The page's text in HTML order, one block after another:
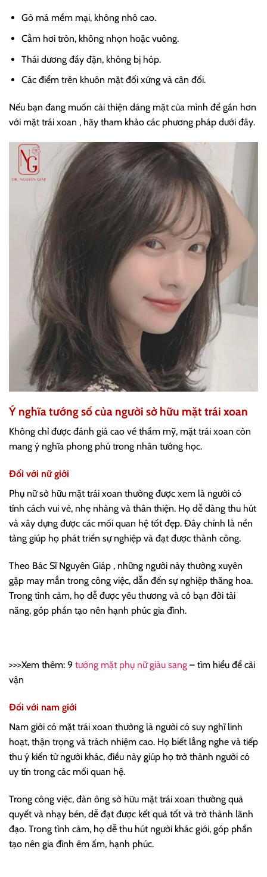
Gò má mềm mại, không nhô cao.
Cằm hơi tròn, không nhọn hoặc vuông.
Thái dương đầy đặn, không bị hóp.
Các điểm trên khuôn mặt đối xứng và cân đối.
Nếu bạn đang muốn cải thiện dáng mặt của mình để gần hơn
với mặt trái xoan , hãy tham khảo các phương pháp dưới đây.
Ý nghĩa tướng số của người sở hữu mặt trái xoan
Không chỉ được đánh giá cao về thẩm mỹ, mặt trái xoan còn
mang ý nghĩa phong phú trong nhân tướng học.
Đối với nữ giới
Phụ nữ sở hữu mặt trái xoan thường được xem là người có
tính cách vui vẻ, nhẹ nhàng và thân thiện. Họ dễ dàng thu hút
và xây dựng được các mối quan hệ tốt đẹp. Đây chính là nền
tảng giúp họ phát triển sự nghiệp và đạt được thành công.
Theo Bác Sĩ Nguyên Giáp , những người này thường xuyên
gặp may mắn trong công việc, dẫn đến sự nghiệp thăng hoa.
Trong tình cảm, họ dễ được yêu thương và có bạn đời tài
năng, góp phần tạo nên hạnh phúc gia đình.
>>>Xem thêm: 9 tướng mặt phụ nữ giàu sang – tìm hiểu để cải
vận
Đối với nam giới
Nam giới có mặt trái xoan thường là người có suy nghĩ linh
hoạt, thận trọng và trách nhiệm cao. Họ biết lắng nghe và tiếp
thu ý kiến từ người khác, điều này giúp họ trở thành người có
uy tín trong các mối quan hệ.
Trong công việc, đàn ông sở hữu mặt trái xoan thường quả
quyết và nhạy bén, dễ đạt được kết quả tốt và trở thành lãnh
đạo. Trong tình cảm, họ dễ thu hút người khác giới, góp phần
tạo nên gia đình êm ấm, hạnh phúc.